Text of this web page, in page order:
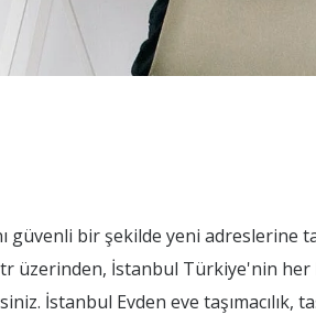
bir şekilde yeni adreslerine
üzerinden, İstanbul Türkiye'nin
İstanbul Evden eve taşımacılık,